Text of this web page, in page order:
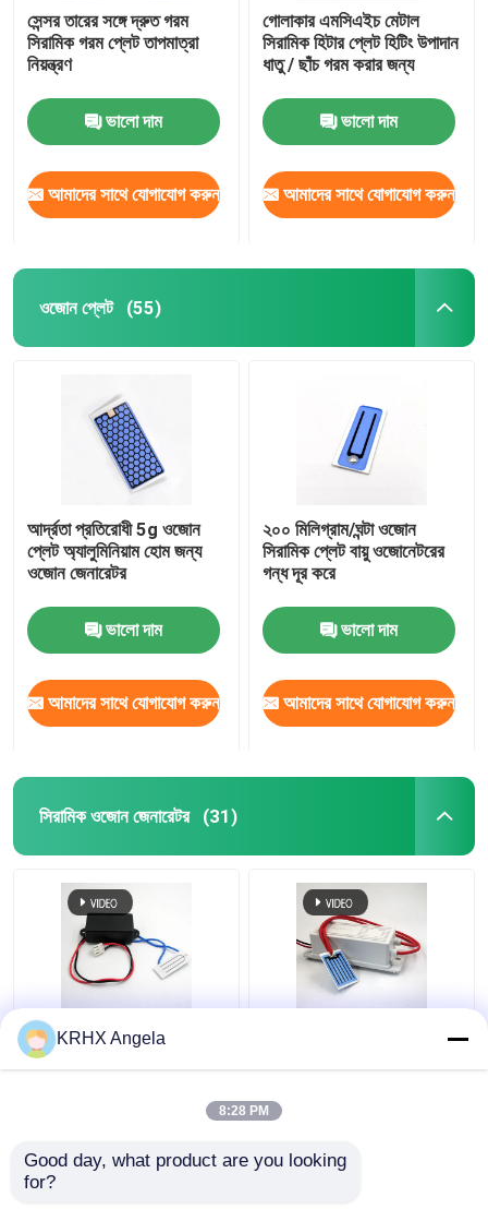
সেন্সর তারের সঙ্গে দ্রুত গরম
সিরামিক গরম প্লেট তাপমাত্রা
নিয়ন্ত্রণ
ভালো দাম
আমাদের সাথে যোগাযোগ করুন
গোলাকার এমসিএইচ মেটাল
সিরামিক হিটার প্লেট হিটিং উপাদান
ধাতু / ছাঁচ গরম করার জন্য
ভালো দাম
আমাদের সাথে যোগাযোগ করুন
ওজোন প্লেট (55)
আর্দ্রতা প্রতিরোধী 5g ওজোন
প্লেট অ্যালুমিনিয়াম হোম জন্য
ওজোন জেনারেটর
ভালো দাম
আমাদের সাথে যোগাযোগ করুন
২০০ মিলিগ্রাম/ঘন্টা ওজোন
সিরামিক প্লেট বায়ু ওজোনেটরের
গন্ধ দূর করে
ভালো দাম
আমাদের সাথে যোগাযোগ করুন
সিরামিক ওজোন জেনারেটর (31)
পোর্টেবল সিরামিক প্লেট ওজোন
জেনারেটর 500mg 12V
KRHX Angela
8:28 PM
Good day, what product are you looking
for?